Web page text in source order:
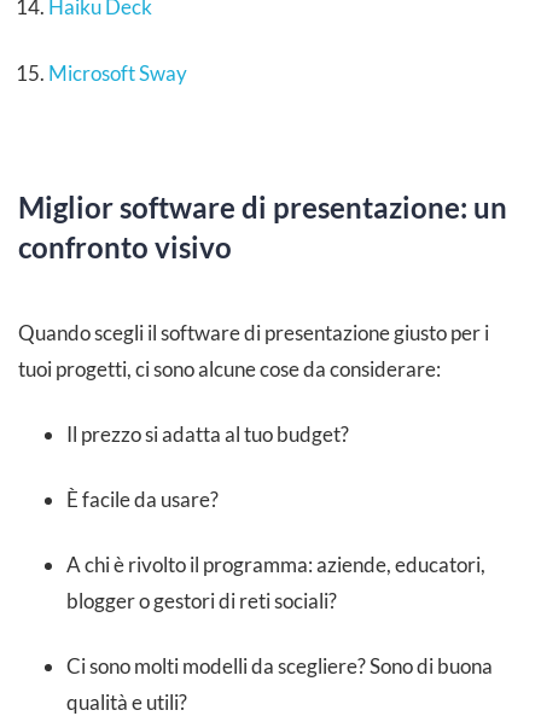
Haiku Deck
Microsoft Sway
Miglior software di presentazione: un
confronto visivo
Quando scegli il software di presentazione giusto per i
tuoi progetti, ci sono alcune cose da considerare:
Il prezzo si adatta al tuo budget?
È facile da usare?
A chi è rivolto il programma: aziende, educatori,
blogger o gestori di reti sociali?
Ci sono molti modelli da scegliere? Sono di buona
qualità e utili?